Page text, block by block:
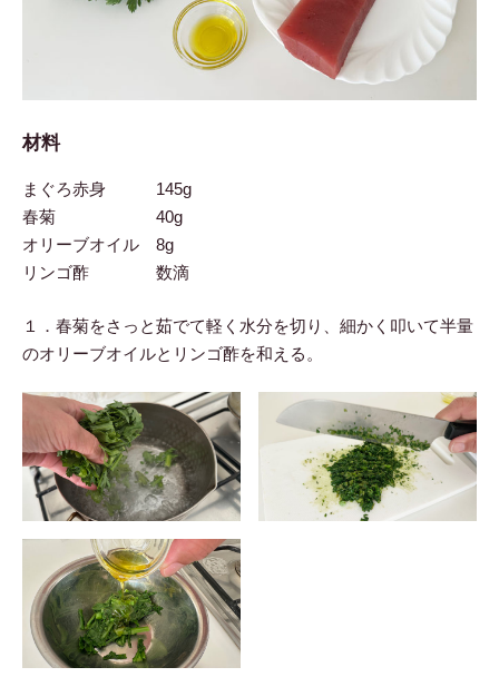
材料
まぐろ赤身 145g
春菊 40g
オリーブオイル 8g
リンゴ酢 数滴
１．春菊をさっと茹でて軽く水分を切り、細かく叩いて半量
のオリーブオイルとリンゴ酢を和える。